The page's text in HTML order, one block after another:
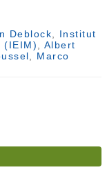
Deblock
Institut
(IEIM)
Albert
Marco